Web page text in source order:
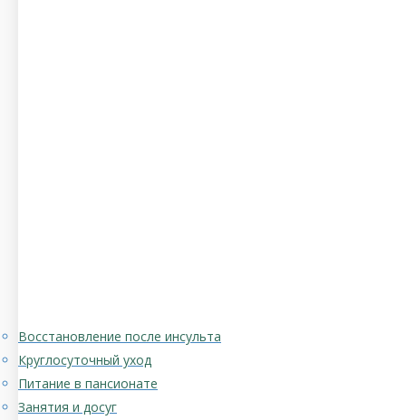
Восстановление после инсульта
Круглосуточный уход
Питание в пансионате
Занятия и досуг